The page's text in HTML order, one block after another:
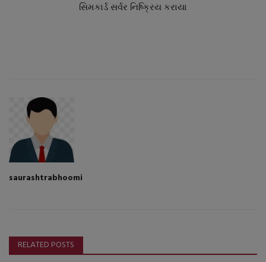
સિમકાર્ડ સર્વર નિષ્ક્રિય કરાયા
saurashtrabhoomi
RELATED POSTS